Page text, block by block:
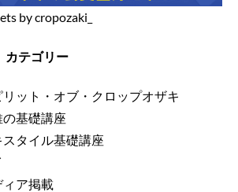
by cropozaki_
カテゴリー
リット・オブ・クロップオザキ
の基礎講座
スタイル基礎講座
ィア掲載